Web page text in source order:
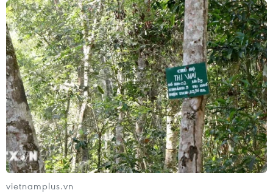
chịu các nghĩa vụ nợ ngày càng tăng và doanh số bán
hàng sụt giảm.
vietnamplus.vn